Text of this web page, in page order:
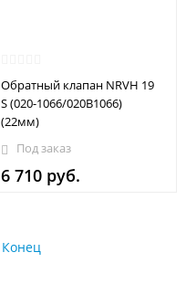
Обратный клапан NRVH 19
S (020-1066/020B1066)
(22мм)
Под заказ
6 710 руб.
Конец